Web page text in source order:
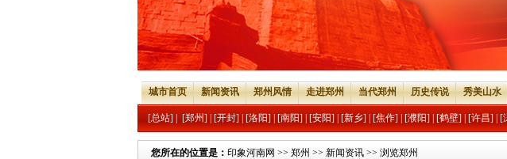
城市首页 新闻资讯 郑州风情 走进郑州 当代郑州 历史传说 秀美山水
[总站] [郑州] [开封] [洛阳] [南阳] [安阳] [新乡] [焦作] [濮阳] [鹤壁] [许昌] [
您所在的位置是： 印象河南网 >> 郑州 >> 新闻资讯 >> 浏览郑州